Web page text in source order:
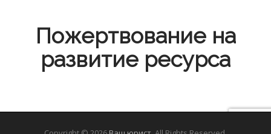
Пожертвование на
развитие ресурса